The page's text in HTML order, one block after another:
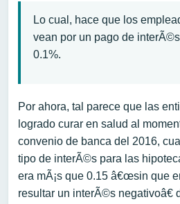
Lo cual, hace que los
vean por un pago de
0.1%.
Por ahora, tal parece que las
logrado curar en salud al
convenio de banca del 2016,
tipo de interÃ©s para las
era mÃ¡s que 0.15 â€œsin que
resultar un interÃ©s negativoâ€